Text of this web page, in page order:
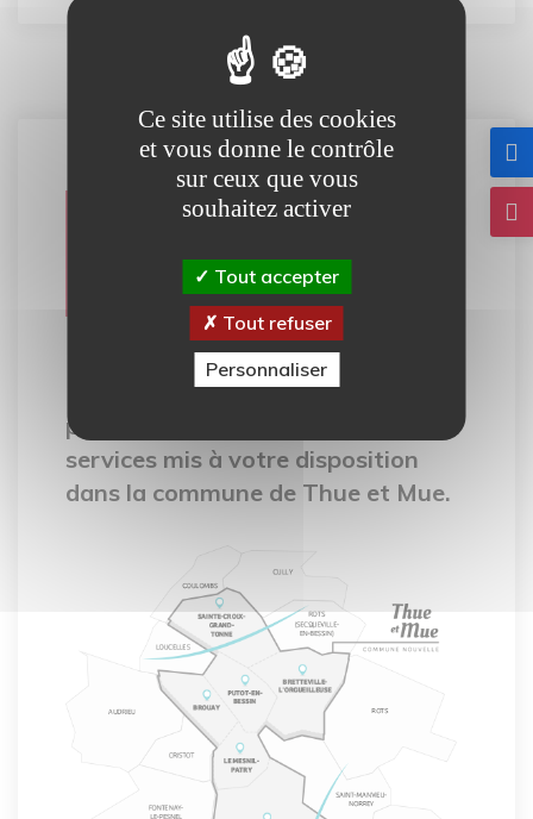
Carte
interactive
Notre carte interactive vous
permet de découvrir tous les
services mis à votre disposition
dans la commune de Thue et Mue.
Ce site utilise des cookies
et vous donne le contrôle
sur ceux que vous
souhaitez activer
Tout accepter
Tout refuser
Personnaliser